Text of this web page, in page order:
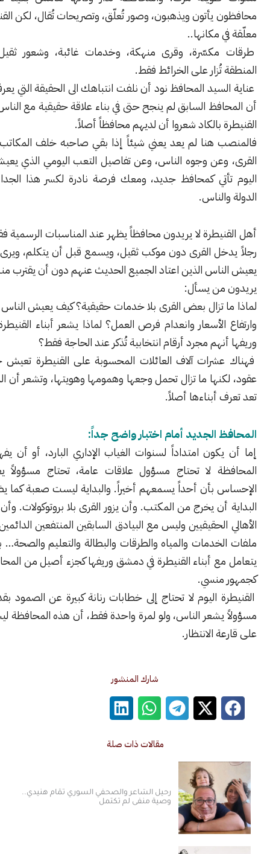
يأتون ويذهبون، وصور تُعلّق، وتصريحات تُقال، لكن القنيطرة بقيت
مكانها..
وقرى منهكة، وخدمات غائبة، وشعور ثقيل بأن هذه
على الخرائط فقط.
المحافظ نود أن نلفت انتباهك الى الحقيقة التي يعرفها الجميع،
السابق لم ينجح حتى في بناء علاقة حقيقية مع الناس. كثيرون في
بالكاد شعروا أن لديهم محافظاً أصلاً.
هنا لم يعد يعني شيئاً إذا بقي صاحبه خلف المكاتب، بعيداً عن
وجوه الناس، وعن تفاصيل التعب اليومي الذي يعيشه السكان.
كمحافظ جديد، ومعك فرصة نادرة لكسر هذا الجدار البارد بين
لا يريدون محافظاً يظهر عند المناسبات الرسمية فقط. يريدون
القرى دون موكب ثقيل، ويسمع قبل أن يتكلم، ويرى بعينه كيف
الذين اعتاد الجميع الحديث عنهم دون أن يقترب منهم.
من يسأل:
تزال بعض القرى بلا خدمات حقيقية؟ كيف يعيش الناس بين البطالة
الأسعار وانعدام فرص العمل؟ لماذا يشعر أبناء القنيطرة في دمشق
مجرد أرقام انتخابية تُذكر عند الحاجة فقط؟
آلاف العائلات المحسوبة على القنيطرة تعيش خارجها منذ
ما تزال تحمل وجعها وهمومها وهويتها، وتشعر أن المحافظة لم
أبناءها أصلاً.
الجديد أمام اختبار واضح جداً:
امتداداً لسنوات الغياب الإداري البارد، أو أن يفهم أن هذه
لا تحتاج مسؤول علاقات عامة، تحتاج مسؤولاً يعيد للناس
بأن أحداً يسمعهم أخيراً. والبداية ليست صعبة كما يظن البعض.
أن يخرج من المكتب. وأن يزور القرى بلا بروتوكولات. وأن يجلس مع
وليس مع البيادق السابقين المنتفعين الدائمين. وأن يفتح
والمياه والطرقات والبطالة والتعليم والصحة… بجدية. وأن
أبناء القنيطرة في دمشق وريفها كجزء أصيل من المحافظة وليس
منسي.
اليوم لا تحتاج إلى خطابات رنانة كبيرة عن الصمود بقدر ما تحتاج
الناس، ولو لمرة واحدة فقط، أن هذه المحافظة ليست متروكة
الانتظار.
شارك المنشور
مقالات ذات صلة
رحيل الشاعر والصحفي السوري تمّام هنيدي..
وصية منفى لم تكتمل